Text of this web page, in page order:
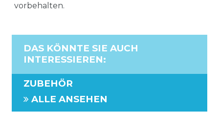
vorbehalten.
DAS KÖNNTE SIE AUCH
INTERESSIEREN:
ZUBEHÖR
ALLE ANSEHEN